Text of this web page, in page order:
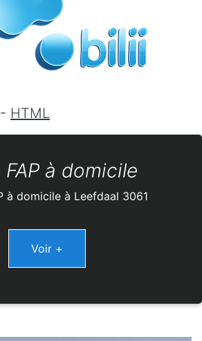
- HTML
à domicile
à domicile à Leefdaal 3061
Voir +